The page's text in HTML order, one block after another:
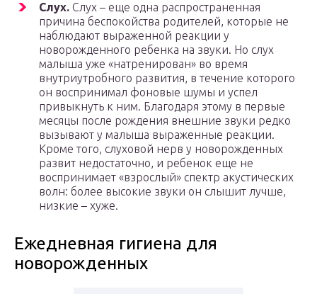
Слух. Слух – еще одна распространенная
причина беспокойства родителей, которые не
наблюдают выраженной реакции у
новорожденного ребенка на звуки. Но слух
малыша уже «натренирован» во время
внутриутробного развития, в течение которого
он воспринимал фоновые шумы и успел
привыкнуть к ним. Благодаря этому в первые
месяцы после рождения внешние звуки редко
вызывают у малыша выраженные реакции.
Кроме того, слуховой нерв у новорожденных
развит недостаточно, и ребенок еще не
воспринимает «взрослый» спектр акустических
волн: более высокие звуки он слышит лучше,
низкие – хуже.
Ежедневная гигиена для
новорожденных